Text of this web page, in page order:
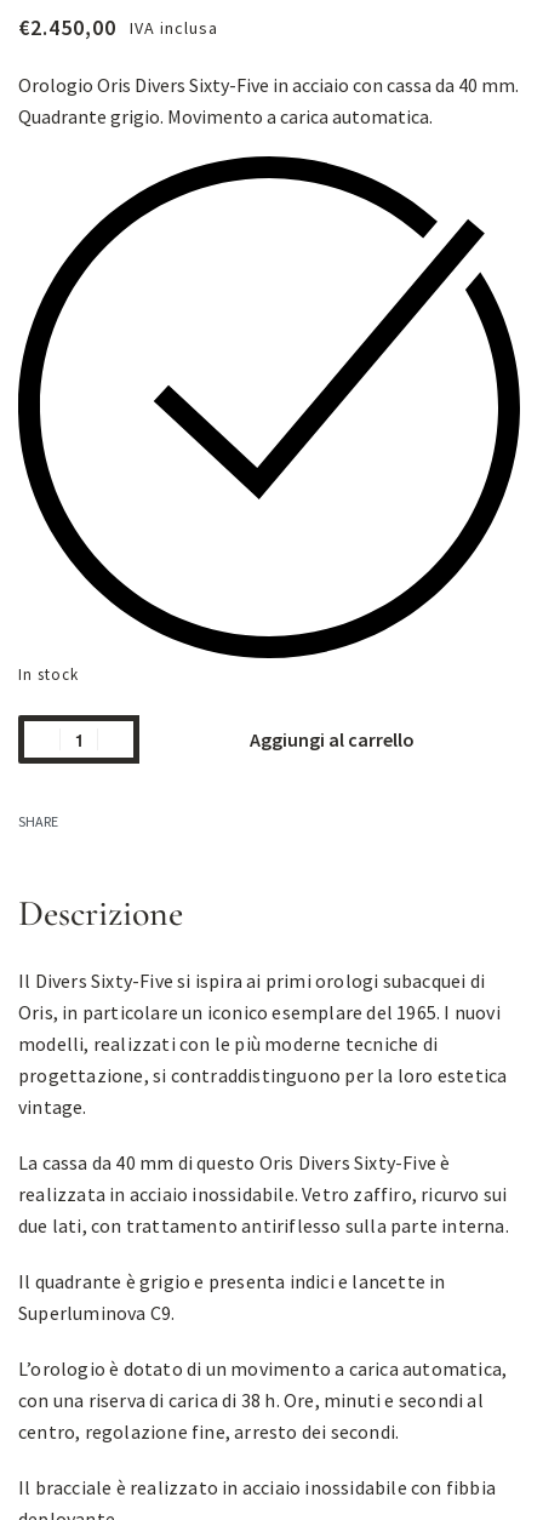
€2.450,00 IVA inclusa
Orologio Oris Divers Sixty-Five in acciaio con cassa da 40 mm.
Quadrante grigio. Movimento a carica automatica.
In stock
Aggiungi al carrello
SHARE
Descrizione
Il Divers Sixty-Five si ispira ai primi orologi subacquei di
Oris, in particolare un iconico esemplare del 1965. I nuovi
modelli, realizzati con le più moderne tecniche di
progettazione, si contraddistinguono per la loro estetica
vintage.
La cassa da 40 mm di questo Oris Divers Sixty-Five è
realizzata in acciaio inossidabile. Vetro zaffiro, ricurvo sui
due lati, con trattamento antiriflesso sulla parte interna.
Il quadrante è grigio e presenta indici e lancette in
Superluminova C9.
L’orologio è dotato di un movimento a carica automatica,
con una riserva di carica di 38 h. Ore, minuti e secondi al
centro, regolazione fine, arresto dei secondi.
Il bracciale è realizzato in acciaio inossidabile con fibbia